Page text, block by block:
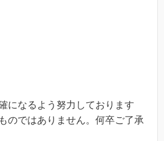
になるよう努力しております
のではありません。何卒ご了承